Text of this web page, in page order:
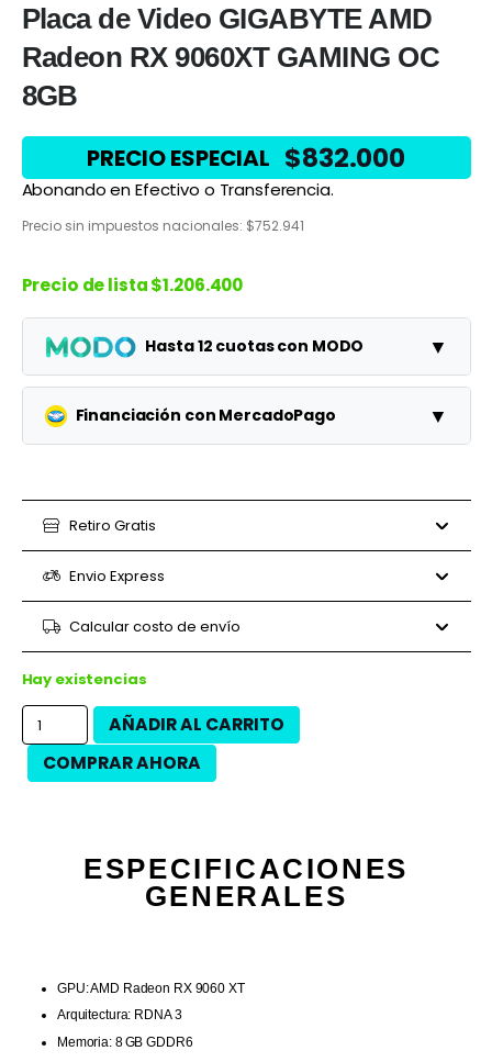
Placa de Video GIGABYTE AMD
Radeon RX 9060XT GAMING OC
8GB
PRECIO ESPECIAL $832.000
Abonando en Efectivo o Transferencia.
Precio sin impuestos nacionales: $752.941
Precio de lista$1.206.400
Hasta 12 cuotas con MODO ▼
Planes Cuota Total
3 cuotas $402.133 $1.206.400
6 cuotas $201.067 $1.206.400
12 cuotas $100.533 $1.206.400
Financiación con MercadoPago ▼
3 cuotas $1.040.000
6 cuotas $1.139.840
9 cuotas
Retiro Gratis
Envio Express
Calcular costo de envío
Hay existencias
AÑADIR AL CARRITO
COMPRAR AHORA
ESPECIFICACIONES
GENERALES
GPU: AMD Radeon RX 9060 XT
Arquitectura: RDNA 3
Memoria: 8 GB GDDR6